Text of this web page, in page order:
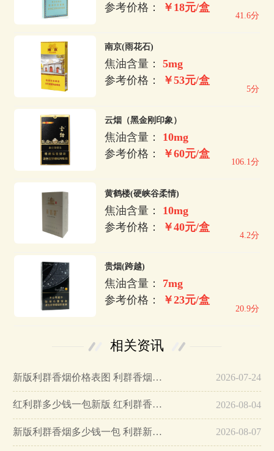
参考价格：
￥18元/盒
41.6分
南京(雨花石)
焦油含量：5mg
参考价格：
￥53元/盒
5分
云烟（黑金刚印象）
焦油含量： 10mg
参考价格：
￥60元/盒
106.1分
黄鹤楼(硬峡谷柔情)
焦油含量： 10mg
参考价格：
￥40元/盒
4.2分
贵烟(跨越)
焦油含量： 7mg
参考价格：
￥23元/盒
20.9分
相关资讯
新版利群香烟价格表图 利群香烟新版卖多少钱一盒… 2026-07-24
红利群多少钱一包新版 红利群香烟价格表图片硬… 2026-08-04
新版利群香烟多少钱一包 利群新版香烟种类及价格一览… 2026-08-07